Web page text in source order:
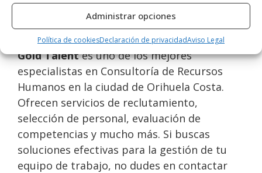
Administrar opciones
Política de cookiesDeclaración de privacidadAviso Legal
busque soluciones efectivas en gestión de
talento humano.
Gold Talentes uno de los mejores
especialistas en Consultoría de Recursos
Humanos en la ciudad de Orihuela Costa.
Ofrecen servicios de reclutamiento,
selección de personal, evaluación de
competencias y mucho más. Si buscas
soluciones efectivas para la gestión de tu
equipo de trabajo, no dudes en contactar